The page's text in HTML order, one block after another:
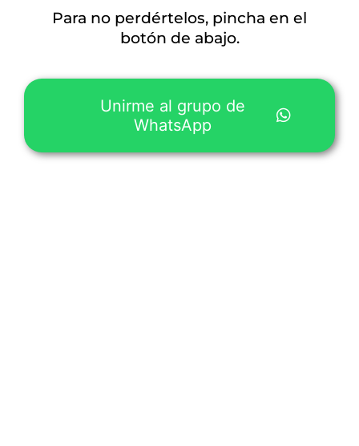
Para no perdértelos, pincha en el
botón de abajo.
Unirme al grupo de
WhatsApp